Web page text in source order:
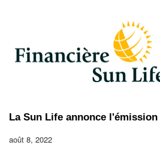
La Sun Life annonce
août 8, 2022